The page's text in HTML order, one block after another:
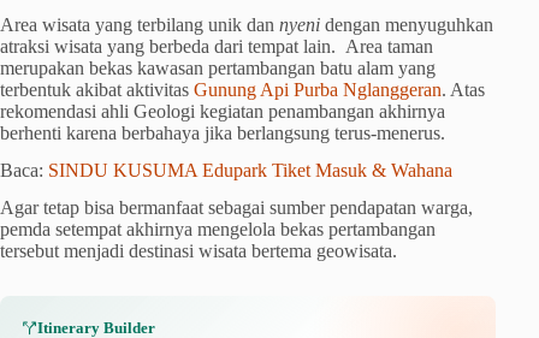
Area wisata yang terbilang unik dan nyeni dengan menyuguhkan
atraksi wisata yang berbeda dari tempat lain. Area taman
merupakan bekas kawasan pertambangan batu alam yang
terbentuk akibat aktivitas Gunung Api Purba Nglanggeran. Atas
rekomendasi ahli Geologi kegiatan penambangan akhirnya
berhenti karena berbahaya jika berlangsung terus-menerus.
Baca: SINDU KUSUMA Edupark Tiket Masuk & Wahana
Agar tetap bisa bermanfaat sebagai sumber pendapatan warga,
pemda setempat akhirnya mengelola bekas pertambangan
tersebut menjadi destinasi wisata bertema geowisata.
Itinerary Builder